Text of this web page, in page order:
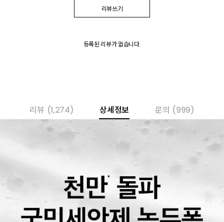
리뷰쓰기
등록된 리뷰가 없습니다.
리뷰 (1,274) 상세정보 문의 (999)